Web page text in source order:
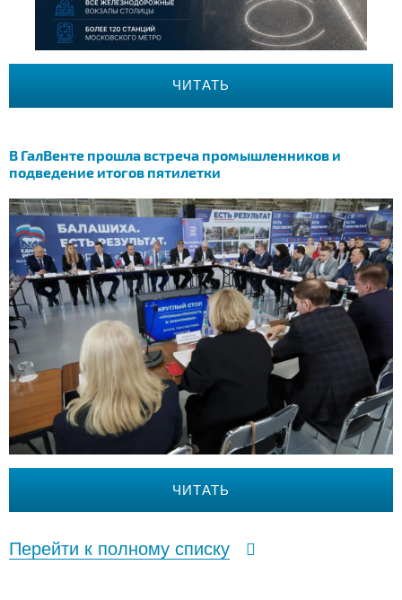
ЧИТАТЬ
В ГалВенте прошла встреча промышленников и
подведение итогов пятилетки
ЧИТАТЬ
Перейти к полному списку